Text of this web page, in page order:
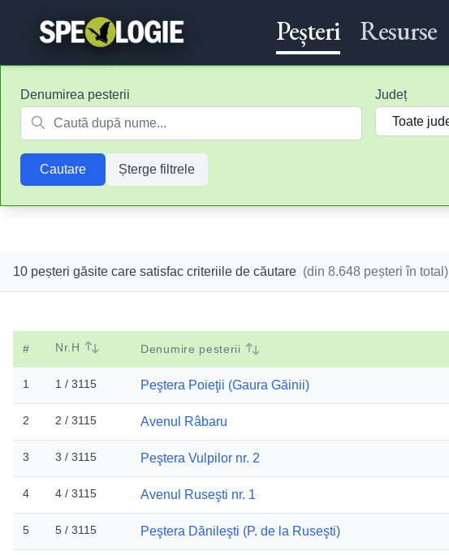
Peșteri Resurse
Denumirea pesterii Județ
Cautare Șterge filtrele
10 peșteri găsite care satisfac criteriile de căutare (din 8.648 peșteri în total)
# Nr.H Denumire pesterii
1 1 / 3115 Peştera Poieţii (Gaura Găinii)
2 2 / 3115 Avenul Râbaru
3 3 / 3115 Peştera Vulpilor nr. 2
4 4 / 3115 Avenul Ruseşti nr. 1
5 5 / 3115 Peştera Dănileşti (P. de la Ruseşti)